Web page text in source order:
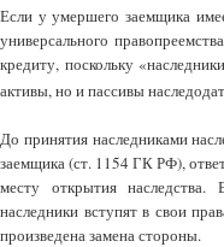
Если у умершего заемщика
универсального
кредиту, поскольку
активы, но и пассивы
До принятия наследниками
заемщика (ст. 1154 ГК РФ),
месту открытия наследства.
наследники вступят в свои
произведена замена стороны.